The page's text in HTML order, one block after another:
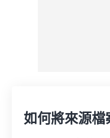
如何將來源檔